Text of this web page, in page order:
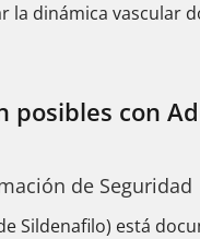
dinámica vascular
posibles con
de Seguridad
Sildenafilo) está